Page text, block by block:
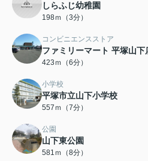
しらふじ幼稚園
198ｍ（3分）
コンビニエンスストア
ファミリーマート 平塚山下
423ｍ（6分）
小学校
平塚市立山下小学校
557ｍ（7分）
公園
山下東公園
581ｍ（8分）